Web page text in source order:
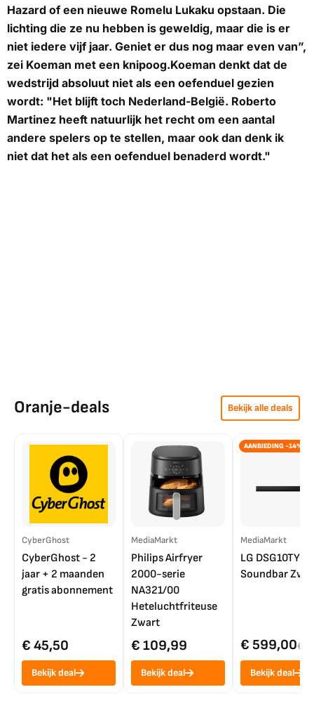
Hazard of een nieuwe Romelu Lukaku opstaan. Die
lichting die ze nu hebben is geweldig, maar die is er
niet iedere vijf jaar. Geniet er dus nog maar even van”,
zei Koeman met een knipoog.Koeman denkt dat de
wedstrijd absoluut niet als een oefenduel gezien
wordt: "Het blijft toch Nederland-België. Roberto
Martinez heeft natuurlijk het recht om een aantal
andere spelers op te stellen, maar ook dan denk ik
niet dat het als een oefenduel benaderd wordt."
Oranje-deals Bekijk alle deals
CyberGhost
CyberGhost - 2
jaar + 2 maanden
gratis abonnement
€ 45,50
Bekijk deal
MediaMarkt
Philips Airfryer
2000-serie
NA321/00
Heteluchtfriteuse
Zwart
€ 109,99
Bekijk deal
AANBIEDING -14%
MediaMarkt
LG DSG10TY
Soundbar
€ 599,00€
Bekijk deal